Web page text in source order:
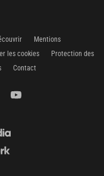
Mentions
les cookies
Protection des
Contact